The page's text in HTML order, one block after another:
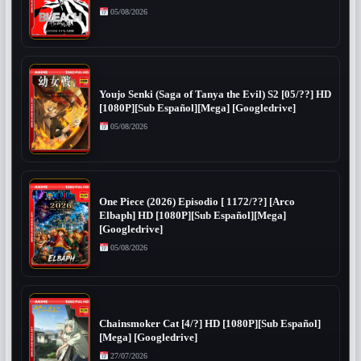
05/08/2026
Youjo Senki (Saga of Tanya the Evil) S2 [05/??] HD
[1080P][Sub Español][Mega] [Googledrive]
05/08/2026
One Piece (2026) Episodio [ 1172/??] [Arco
Elbaph] HD [1080P][Sub Español][Mega]
[Googledrive]
05/08/2026
Chainsmoker Cat [4/?] HD [1080P][Sub Español]
[Mega] [Googledrive]
27/07/2026